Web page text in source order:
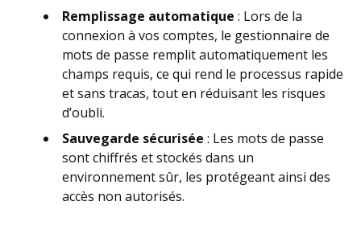
Remplissage automatique : Lors de la
connexion à vos comptes, le gestionnaire de
mots de passe remplit automatiquement les
champs requis, ce qui rend le processus rapide
et sans tracas, tout en réduisant les risques
d’oubli.
Sauvegarde sécurisée : Les mots de passe
sont chiffrés et stockés dans un
environnement sûr, les protégeant ainsi des
accès non autorisés.